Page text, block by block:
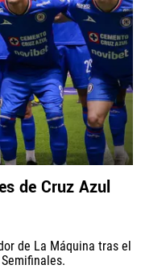
de Cruz Azul
de La Máquina tras el